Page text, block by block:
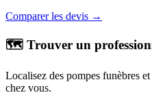
Comparer les devis →
🗺️ Trouver un
Localisez des pompes funèbres
chez vous.